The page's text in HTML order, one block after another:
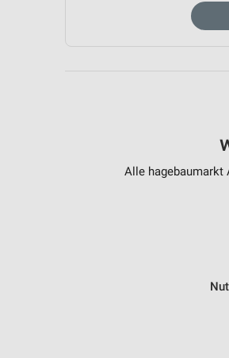
Alle hagebaumarkt